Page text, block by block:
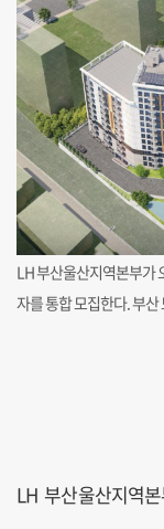
LH 부산울산지역본부가
자를 통합 모집한다. 부
LH 부산울산지역